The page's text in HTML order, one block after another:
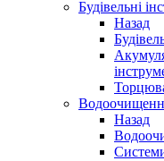
Будівельні
Назад
Назад